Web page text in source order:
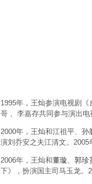
1995年，王灿参演电视剧
哥 、李嘉存共同参与演出
2000年，王灿和江祖平、
演刘乔安之夫江清文。
2006年，王灿和董璇
郭珍
下》，扮演国主司马玉龙。